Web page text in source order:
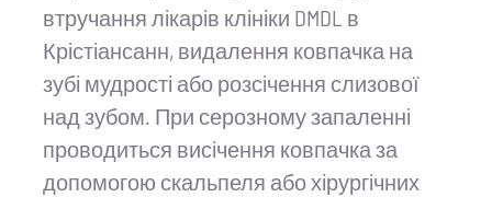
втручання лікарів клініки DMDL в
Крістіансанн, видалення ковпачка на
зубі мудрості або розсічення слизової
над зубом. При серозному запаленні
проводиться висічення ковпачка за
допомогою скальпеля або хірургічних